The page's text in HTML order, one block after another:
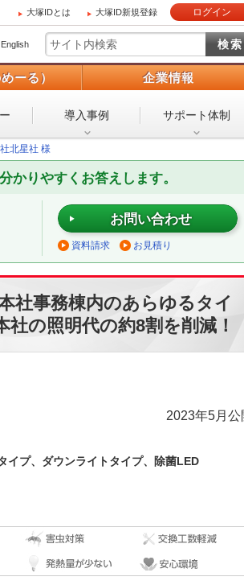
大塚IDとは 大塚ID新規登録 ログイン
English
ーる） 企業情報
導入事例 サポート体制
北星社 様
かりやすくお答えします。
お問い合わせ
資料請求 お見積り
社事務棟内のあらゆるタイ
の照明代の約8割を削減！
2023年5月公
イプ、ダウンライトタイプ、除菌LED